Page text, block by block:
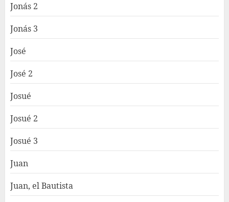
Jonás 2
Jonás 3
José
José 2
Josué
Josué 2
Josué 3
Juan
Juan, el Bautista